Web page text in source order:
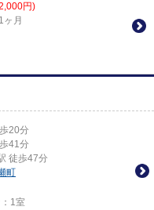
円)
ヶ月
20分
41分
徒歩47分
町
1室